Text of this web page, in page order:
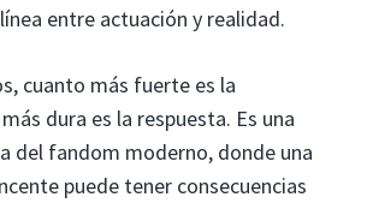
entre actuación y realidad.
cuanto más fuerte es la
dura es la respuesta. Es una
del fandom moderno, donde una
puede tener consecuencias